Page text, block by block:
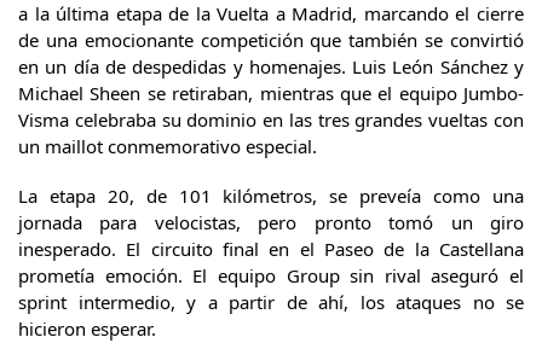
a la última etapa de la Vuelta a Madrid, marcando el cierre
de una emocionante competición que también se convirtió
en un día de despedidas y homenajes. Luis León Sánchez y
Michael Sheen se retiraban, mientras que el equipo Jumbo-
Visma celebraba su dominio en las tres grandes vueltas con
un maillot conmemorativo especial.
La etapa 20, de 101 kilómetros, se preveía como una
jornada para velocistas, pero pronto tomó un giro
inesperado. El circuito final en el Paseo de la Castellana
prometía emoción. El equipo Group sin rival aseguró el
sprint intermedio, y a partir de ahí, los ataques no se
hicieron esperar.